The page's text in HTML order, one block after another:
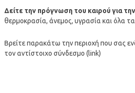
Δείτε την πρόγνωση του καιρού για
θερμοκρασία, άνεμος, υγρασία και όλα τα
Βρείτε παρακάτω την περιοχή που σας
τον αντίστοιχο σύνδεσμο (link)